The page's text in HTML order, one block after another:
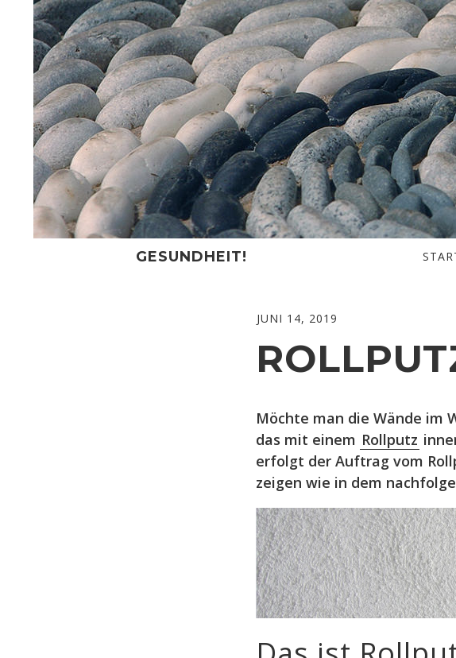
content
GESUNDHEIT!
JUNI 14, 2019
Möchte man die Wände im
das mit einem Rollputz
erfolgt der Auftrag vom
zeigen wie in dem